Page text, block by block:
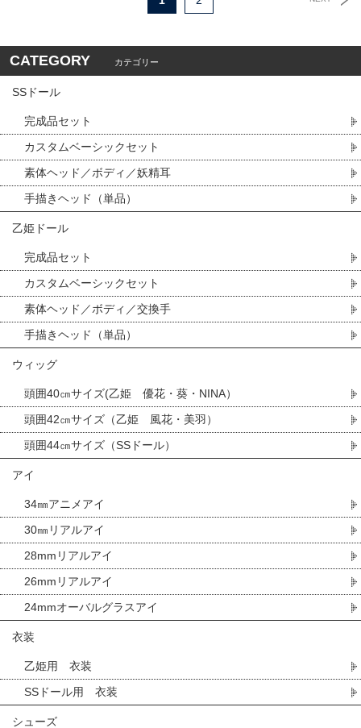
CATEGORY カテゴリー
SSドール
完成品セット
カスタムベーシックセット
素体ヘッド／ボディ／妖精耳
手描きヘッド（単品）
乙姫ドール
完成品セット
カスタムベーシックセット
素体ヘッド／ボディ／交換手
手描きヘッド（単品）
ウィッグ
頭囲40㎝サイズ(乙姫 優花・葵・NINA）
頭囲42㎝サイズ（乙姫 風花・美羽）
頭囲44㎝サイズ（SSドール）
アイ
34㎜アニメアイ
30㎜リアルアイ
28mmリアルアイ
26mmリアルアイ
24mmオーバルグラスアイ
衣装
乙姫用 衣装
SSドール用 衣装
シューズ